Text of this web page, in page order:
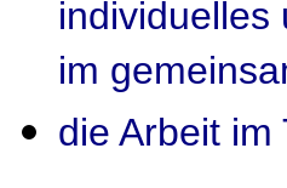
im
die Arbeit im